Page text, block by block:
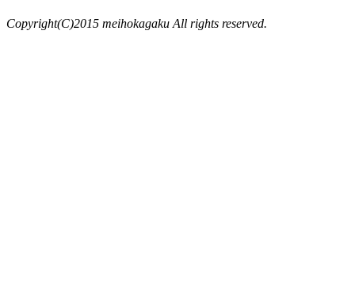
Copyright(C)2015 meihokagaku All rights reserved.